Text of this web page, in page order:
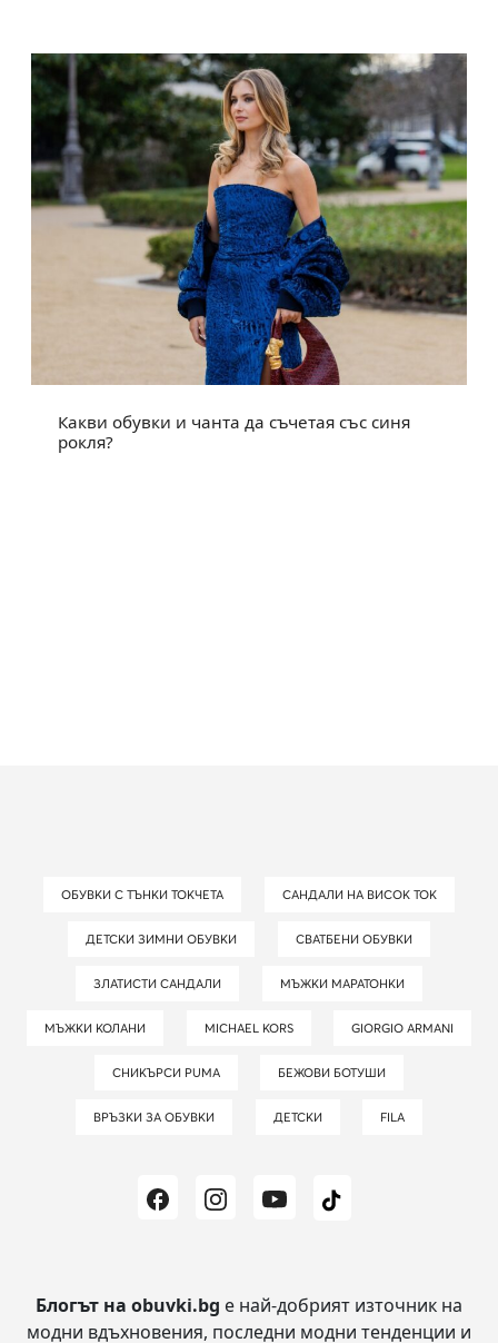
Какви обувки и чанта да съчетая със синя
рокля?
ОБУВКИ С ТЪНКИ ТОКЧЕТА САНДАЛИ НА ВИСОК ТОК
ДЕТСКИ ЗИМНИ ОБУВКИ СВАТБЕНИ ОБУВКИ
ЗЛАТИСТИ САНДАЛИ МЪЖКИ МАРАТОНКИ
МЪЖКИ КОЛАНИ MICHAEL KORS GIORGIO ARMANI
СНИКЪРСИ PUMA БЕЖОВИ БОТУШИ
ВРЪЗКИ ЗА ОБУВКИ ДЕТСКИ FILA
Блогът на obuvki.bg е най-добрият източник на
модни вдъхновения, последни модни тенденции и